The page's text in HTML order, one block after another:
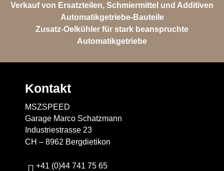
Verkauf von Ersatzteilen, Schmiermittel und Additiven
Automatikgetriebe-Bauteile
Zusatz-Oelkühler für stark beanspruchte
Automatikgetriebe
Kontakt
MSZSPEED
Garage Marco Schatzmann
Industriestrasse 23
CH – 8962 Bergdietikon
+41 (0)44 741 75 65